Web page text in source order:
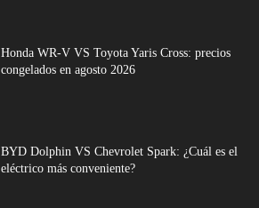
Honda WR-V VS Toyota Yaris Cross: precios
congelados en agosto 2026
BYD Dolphin VS Chevrolet Spark: ¿Cuál es el
eléctrico más conveniente?